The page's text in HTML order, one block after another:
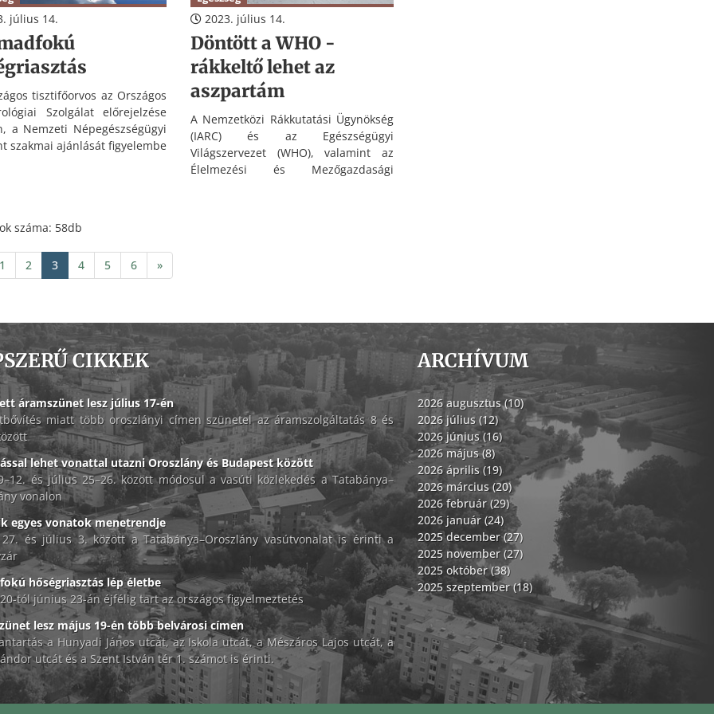
július 14.
tisztifőorvos az Országos
Szolgálat előrejelzése
a Nemzeti Népegészségügyi
szakmai ajánlását figyelembe
2023. július 14.
Döntött a WHO -
rákkeltő lehet az
aszpartám
A Nemzetközi Rákkutatási Ügynökség
(IARC) és az Egészségügyi
Világszervezet (WHO), valamint az
Élelmezési és Mezőgazdasági
felkerült erre a listára, az IARC az
aszpartámot az emberre nézve
lehetséges rákkeltőnek minősítette.
száma: 58db
1 2 3 4 5 6 »
CIKKEK
áramszünet lesz július 17-én
miatt több oroszlányi címen szünetel az áramszolgáltatás 8 és
lehet vonattal utazni Oroszlány és Budapest között
és július 25–26. között módosul a vasúti közlekedés a Tatabánya–
vonalon
egyes vonatok menetrendje
27. és július 3. között a Tatabánya–Oroszlány vasútvonalat is érinti a
hőségriasztás lép életbe
tól június 23-án éjfélig tart az országos figyelmeztetés
lesz május 19-én több belvárosi címen
a Hunyadi János utcát, az Iskola utcát, a Mészáros Lajos utcát, a
utcát és a Szent István tér 1. számot is érinti.
ARCHÍVUM
2026 augusztus (10)
2026 július (12)
2026 június (16)
2026 május (8)
2026 április (19)
2026 március (20)
2026 február (29)
2026 január (24)
2025 december (27)
2025 november (27)
2025 október (38)
2025 szeptember (18)